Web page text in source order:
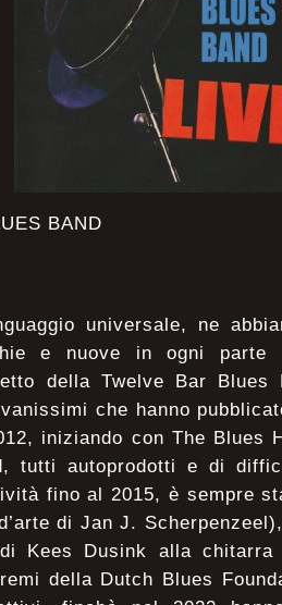
BAND
universale, ne
e nuove in ogni parte
della Twelve Bar Blues
che hanno
iniziando con The Blues
tutti autoprodotti e di
fino al 2015, è sempre
di Jan J.
Kees Dusink alla
della Dutch Blues